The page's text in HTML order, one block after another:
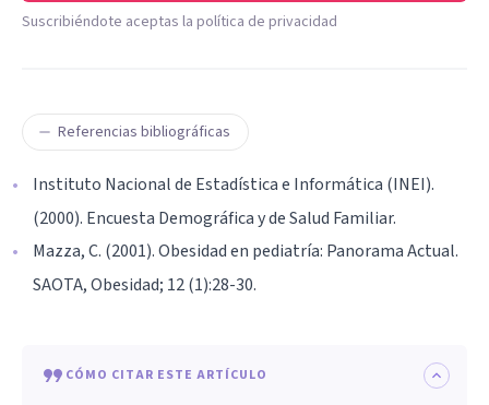
Suscribiéndote aceptas la política de privacidad
Referencias bibliográficas
Instituto Nacional de Estadística e Informática (INEI).
(2000). Encuesta Demográfica y de Salud Familiar.
Mazza, C. (2001). Obesidad en pediatría: Panorama Actual.
SAOTA, Obesidad; 12 (1):28-30.
CÓMO CITAR ESTE ARTÍCULO